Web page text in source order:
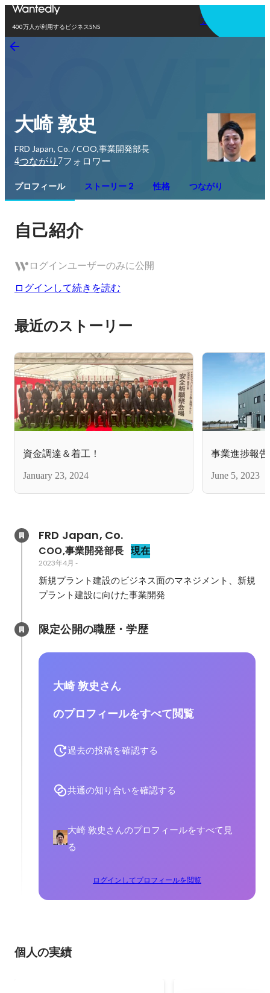
400万人が利用するビジネスSNS
アプリを使う
大崎 敦史
FRD Japan, Co. / COO,事業開発部長
4つながり 7フォロワー
プロフィール ストーリー 2 性格 つながり
自己紹介
ログインユーザーのみに公開
ログインして続きを読む
最近のストーリー
資金調達＆着工！
January 23, 2024
事業進捗報
June 5, 2023
FRD Japan, Co.
COO,事業開発部長 現在
2023年4月 -
新規プラント建設のビジネス面のマネジメント、新規
プラント建設に向けた事業開発
限定公開の職歴・学歴
大崎 敦史さん
のプロフィールをすべて閲覧
過去の投稿を確認する
共通の知り合いを確認する
大崎 敦史さんのプロフィールをすべて見
る
ログインしてプロフィールを閲覧
個人の実績